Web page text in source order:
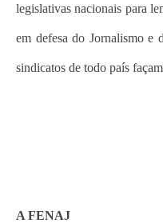
legislativas nacionais para
em defesa do Jornalismo e
sindicatos de todo país
A FENAJ